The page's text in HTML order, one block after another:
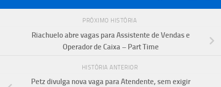
PRÓXIMO HISTÓRIA
Riachuelo abre vagas para Assistente de Vendas e
Operador de Caixa – Part Time
HISTÓRIA ANTERIOR
Petz divulga nova vaga para Atendente, sem exigir